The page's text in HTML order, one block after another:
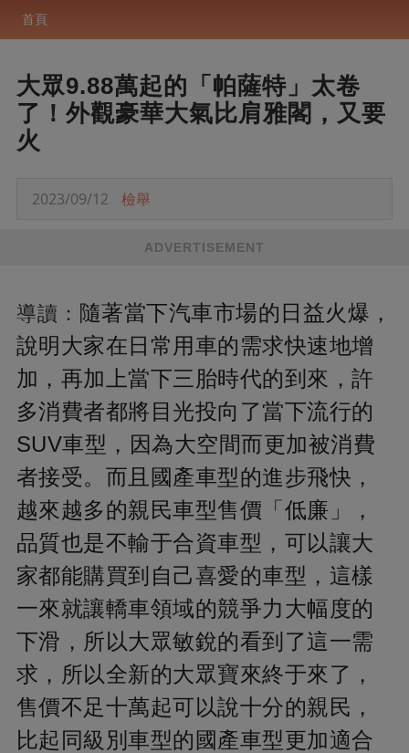
首頁
大眾9.88萬起的「帕薩特」太卷
了！外觀豪華大氣比肩雅閣，又要
火
2023/09/12 檢舉
ADVERTISEMENT
導讀： 隨著當下汽車市場的日益火爆，
說明大家在日常用車的需求快速地增
加，再加上當下三胎時代的到來，許
多消費者都將目光投向了當下流行的
SUV車型，因為大空間而更加被消費
者接受。而且國產車型的進步飛快，
越來越多的親民車型售價「低廉」，
品質也是不輸于合資車型，可以讓大
家都能購買到自己喜愛的車型，這樣
一來就讓轎車領域的競爭力大幅度的
下滑，所以大眾敏銳的看到了這一需
求，所以全新的大眾寶來終于來了，
售價不足十萬起可以說十分的親民，
比起同級別車型的國產車型更加適合